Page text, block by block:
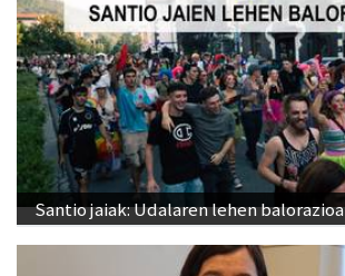
Santio jaiak: Udalaren lehen balorazioa